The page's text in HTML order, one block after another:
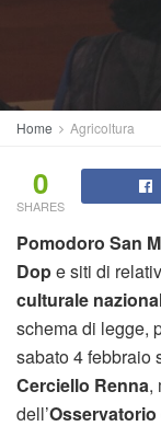
Home Agricoltura
0
SHARES
Pomodoro San
Dope siti di
culturale
schema di legge,
sabato 4 febbraio
Cerciello Renna,
dell’Osservatorio